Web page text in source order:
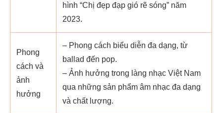
hình “Chị đẹp đạp gió rẽ sóng” năm
2023.
Phong
cách và
ảnh
hưởng
– Phong cách biểu diễn đa dạng, từ
ballad đến pop.
– Ảnh hưởng trong làng nhạc Việt Nam
qua những sản phẩm âm nhạc đa dạng
và chất lượng.